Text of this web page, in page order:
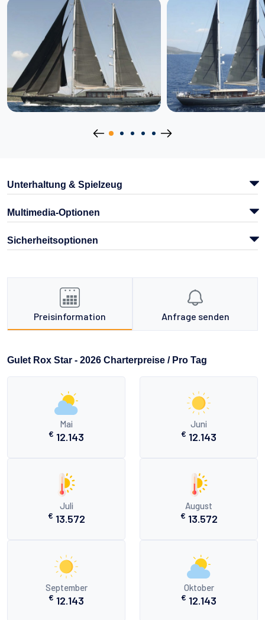
Unterhaltung & Spielzeug
Multimedia-Optionen
Sicherheitsoptionen
Preisinformation Anfrage senden
Gulet Rox Star - 2026 Charterpreise / Pro Tag
Mai
€ 12.143
Juni
€ 12.143
Juli
€ 13.572
August
€ 13.572
September
€ 12.143
Oktober
€ 12.143